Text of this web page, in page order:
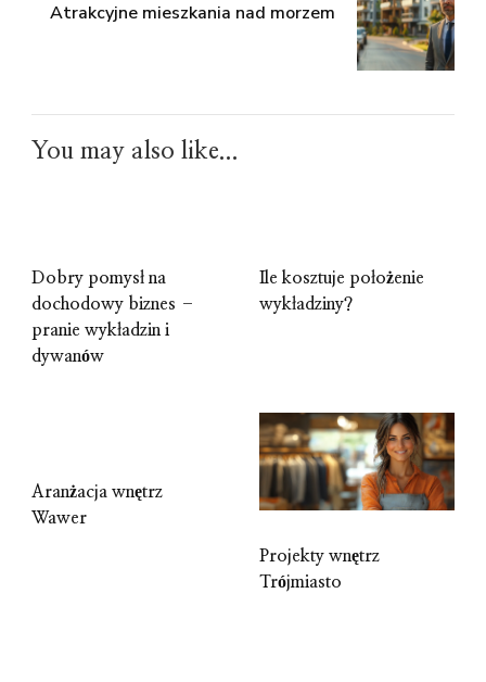
Atrakcyjne mieszkania nad morzem
You may also like...
Dobry pomysł na
dochodowy biznes –
pranie wykładzin i
dywanów
Ile kosztuje położenie
wykładziny?
Aranżacja wnętrz
Wawer
Projekty wnętrz
Trójmiasto